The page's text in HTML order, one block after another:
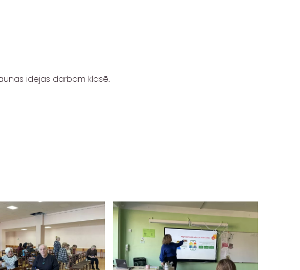
idejas darbam klasē.